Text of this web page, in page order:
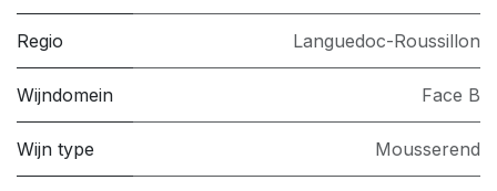
Regio Languedoc-Roussillon
Wijndomein Face B
Wijn type Mousserend